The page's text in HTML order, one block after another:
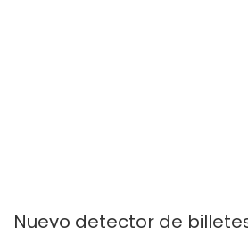
Nuevo detector de